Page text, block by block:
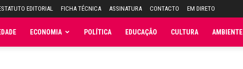
EDITORIAL FICHA TÉCNICA ASSINATURA CONTACTO EM DIRETO
ECONOMIA POLÍTICA EDUCAÇÃO CULTURA AMBIENTE